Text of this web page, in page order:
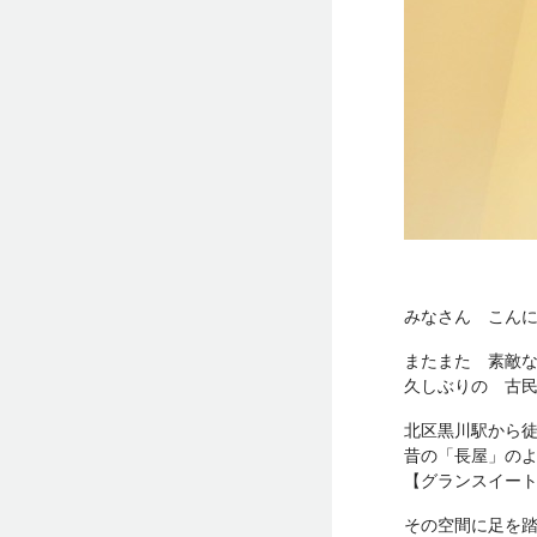
みなさん こん
またまた 素敵
久しぶりの 古民
北区黒川駅から
昔の「長屋」の
【グランスイー
その空間に足を